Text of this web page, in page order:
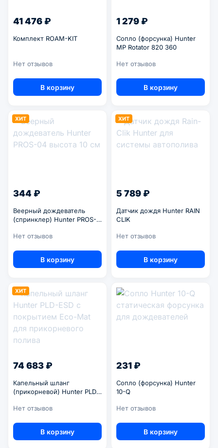
41 476 ₽
Комплект ROAM-KIT
Нет отзывов
В корзину
1 279 ₽
Сопло (форсунка) Hunter
MP Rotator 820 360
Нет отзывов
В корзину
ХИТ
344 ₽
Веерный дождеватель
(спринклер) Hunter PROS-
Нет отзывов
В корзину
ХИТ
5 789 ₽
Датчик дождя Hunter RAIN
CLIK
Нет отзывов
В корзину
ХИТ
74 683 ₽
Капельный шланг
(прикорневой) Hunter PLD-
Нет отзывов
В корзину
231 ₽
Сопло (форсунка) Hunter
10-Q
Нет отзывов
В корзину